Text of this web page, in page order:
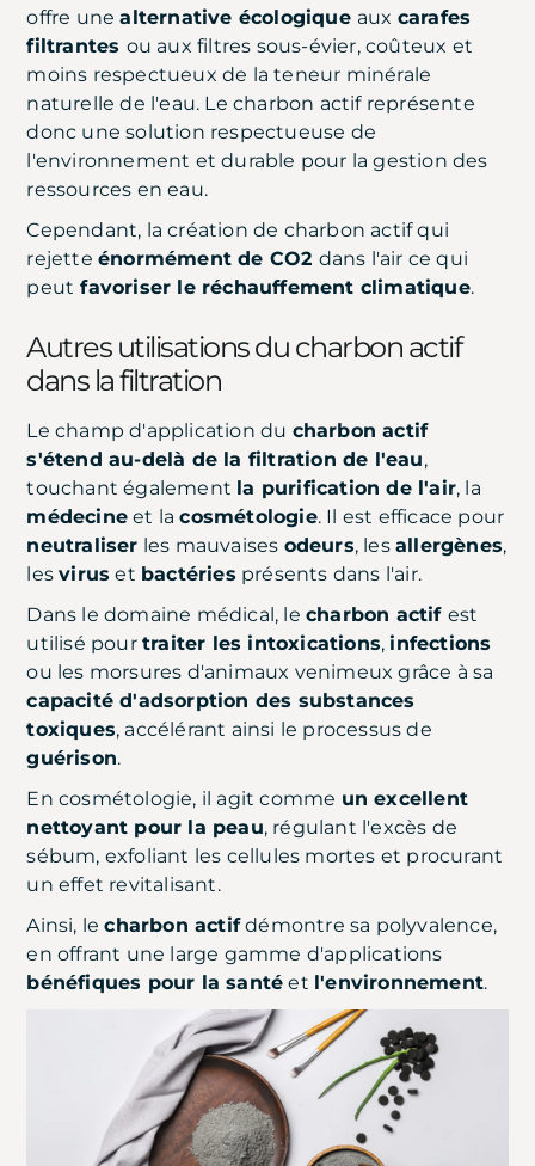
offre unealternative écologique aux carafes
filtrantes ou aux filtres sous-évier, coûteux et
moins respectueux de la teneur minérale
naturelle de l'eau. Le charbon actif représente
donc une solution respectueuse de
l'environnement et durable pour la gestion des
ressources en eau.
Cependant, la création de charbon actif qui
rejette énormément de CO2 dans l'air ce qui
peut favoriser le réchauffement climatique.
Autres utilisations du charbon actif
dans la filtration
Le champ d'application du charbon actif
s'étend au-delà de la filtration de l'eau,
touchant également la purification de l'air, la
médecine et lacosmétologie. Il est efficace pour
neutraliser les mauvaises odeurs, les allergènes,
lesvirus et bactéries présents dans l'air.
Dans le domaine médical, le charbon actif est
utilisé pour traiter les intoxications,infections
ou les morsures d'animaux venimeux grâce à sa
capacité d'adsorption des substances
toxiques, accélérant ainsi le processus de
guérison.
En cosmétologie, il agit comme un excellent
nettoyant pour la peau, régulant l'excès de
sébum, exfoliant les cellules mortes et procurant
un effet revitalisant.
Ainsi, lecharbon actifdémontre sa polyvalence,
en offrant une large gamme d'applications
bénéfiques pour la santé et l'environnement.